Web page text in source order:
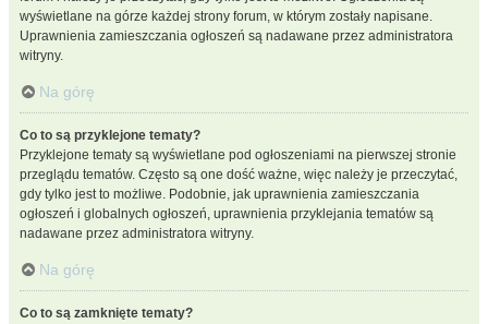
wyświetlane na górze każdej strony forum, w którym zostały napisane.
Uprawnienia zamieszczania ogłoszeń są nadawane przez administratora
witryny.
Na górę
Co to są przyklejone tematy?
Przyklejone tematy są wyświetlane pod ogłoszeniami na pierwszej stronie
przeglądu tematów. Często są one dość ważne, więc należy je przeczytać,
gdy tylko jest to możliwe. Podobnie, jak uprawnienia zamieszczania
ogłoszeń i globalnych ogłoszeń, uprawnienia przyklejania tematów są
nadawane przez administratora witryny.
Na górę
Co to są zamknięte tematy?